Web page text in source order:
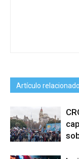
Artículo